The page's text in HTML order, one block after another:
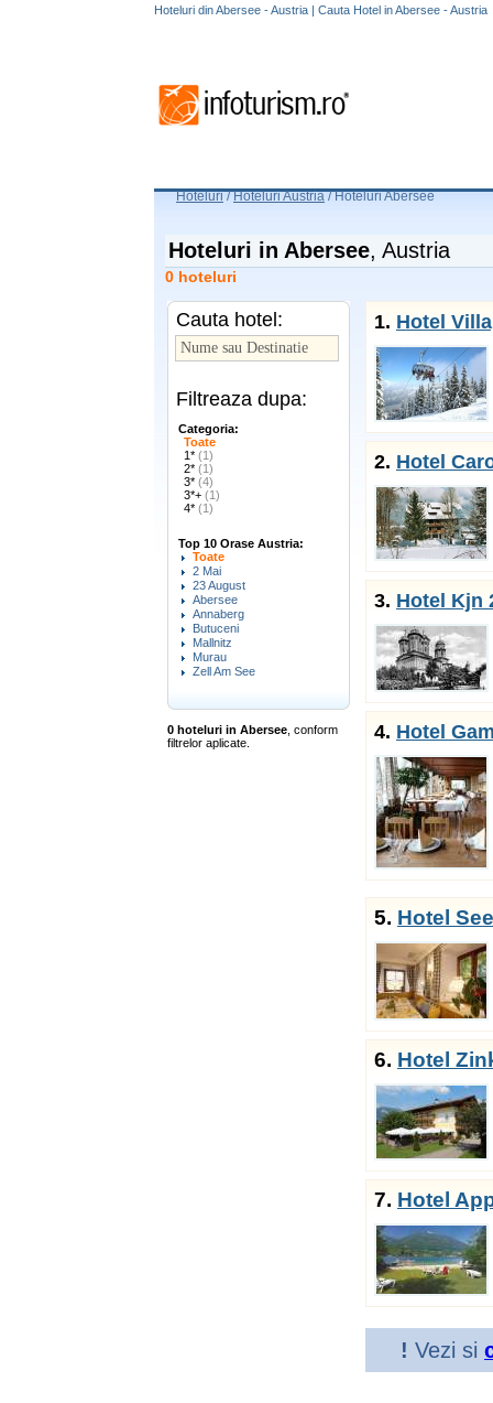
Hoteluri din Abersee - Austria | Cauta Hotel in Abersee - Austria
Hoteluri /Hoteluri Austria/Hoteluri Abersee
Hoteluri in Abersee, Austria
0 hoteluri
Cauta hotel:
Filtreaza dupa:
Categoria:
Toate
1* (1)
2* (1)
3* (4)
3*+ (1)
4* (1)
Top 10 Orase Austria:
Toate
2 Mai
23 August
Abersee
Annaberg
Butuceni
Mallnitz
Murau
Zell Am See
0 hoteluri in Abersee , conform
filtrelor aplicate.
1. Hotel
2. Hotel
3. Hotel Kjn
4. Hotel
5. Hotel
6. Hotel
7. Hotel
! Vezi si